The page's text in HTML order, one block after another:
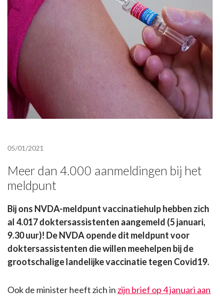
05/01/2021
Meer dan 4.000 aanmeldingen bij het
meldpunt
Bij ons NVDA-meldpunt vaccinatiehulp hebben zich
al 4.017 doktersassistenten aangemeld (5 januari,
9.30 uur)! De NVDA opende dit meldpunt voor
doktersassistenten die willen meehelpen bij de
grootschalige landelijke vaccinatie tegen Covid19.
Ook de minister heeft zich in zijn brief op 4 januari aan